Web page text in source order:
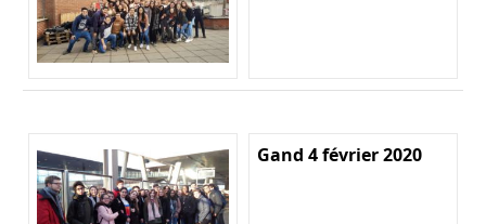
Gand 4 février 2020